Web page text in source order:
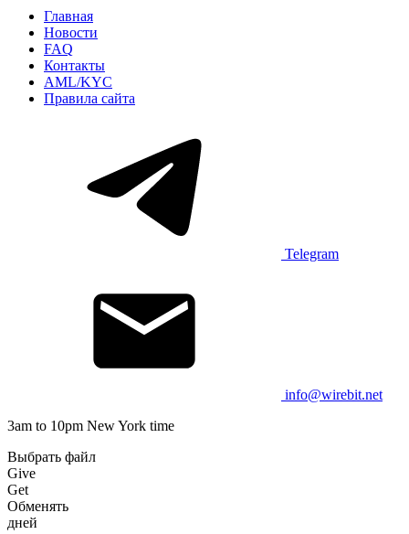
Главная
Новости
FAQ
Контакты
AML/KYC
Правила сайта
Telegram
info@wirebit.net
3am to 10pm New York time
Выбрать файл
Give
Get
Обменять
дней